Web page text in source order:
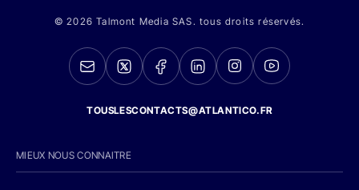
© 2026 Talmont Media SAS. tous droits réservés.
TOUSLESCONTACTS@ATLANTICO.FR
MIEUX NOUS CONNAITRE